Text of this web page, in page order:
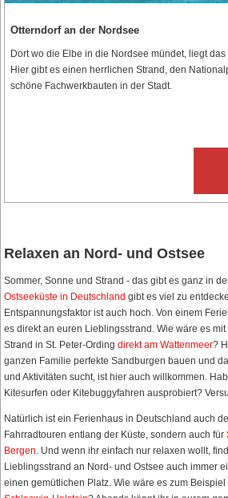
Otterndorf an der Nordsee
Dort wo die Elbe in die Nordsee mündet, liegt
Hier gibt es einen herrlichen Strand, den
schöne Fachwerkbauten in der Stadt.
Relaxen an Nord- und Ostsee
Sommer, Sonne und Strand - das gibt es ganz in
Ostseeküste in Deutschland gibt es viel zu
Entspannungsfaktor ist auch hoch. Von einem
es direkt an euren Lieblingsstrand. Wie wäre es
Strand in St. Peter-Ording direkt am Wattenmeer?
ganzen Familie perfekte Sandburgen bauen und
und Aktivitäten sucht, ist hier auch willkommen.
Kitesurfen oder Kitebuggyfahren ausprobiert?
Natürlich ist ein Ferienhaus in Deutschland auch
Fahrradtouren entlang der Küste, sondern auch für
Bergen . Und wenn ihr einfach nur relaxen wollt,
Lieblingsstrand an Nord- und Ostsee auch immer
einen gemütlichen Platz. Wie wäre es zum Beispiel